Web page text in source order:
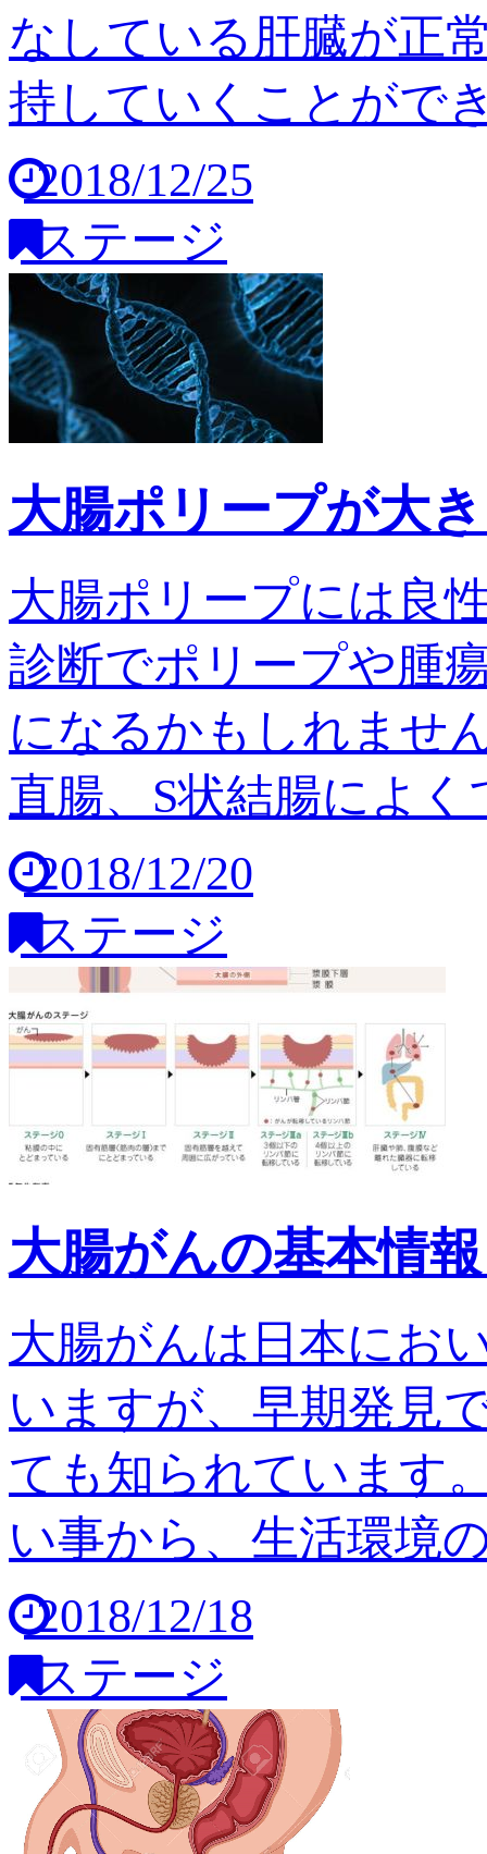
なしている肝臓が正
持していくことがで
2018/12/25
ステージ
大腸ポリープが大
大腸ポリープには良
診断でポリープや腫
になるかもしれませ
直腸、S状結腸によ
2018/12/20
ステージ
大腸がんの基本情
大腸がんは日本にお
いますが、早期発見
ても知られています
い事から、生活環境
2018/12/18
ステージ